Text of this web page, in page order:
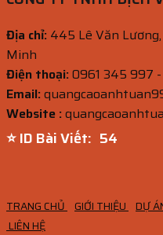
Địa chỉ: 445 Lê Văn
Minh
Điện thoại:0961 345 997
Email:
Website :
⭐ ID Bài Viết: 52
TRANG CHỦ GIỚI THIỆU DỰ
LIÊN HỆ